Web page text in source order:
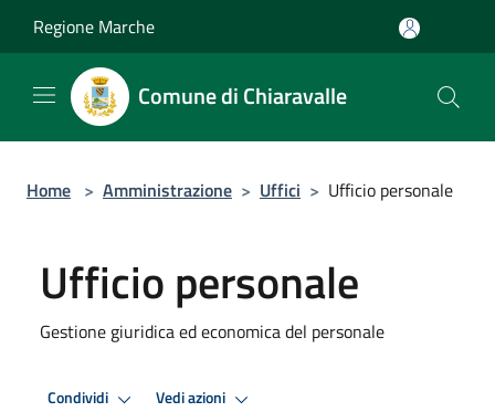
Regione Marche
Comune di Chiaravalle
Home > Amministrazione > Uffici > Ufficio personale
Ufficio personale
Gestione giuridica ed economica del personale
Condividi Vedi azioni